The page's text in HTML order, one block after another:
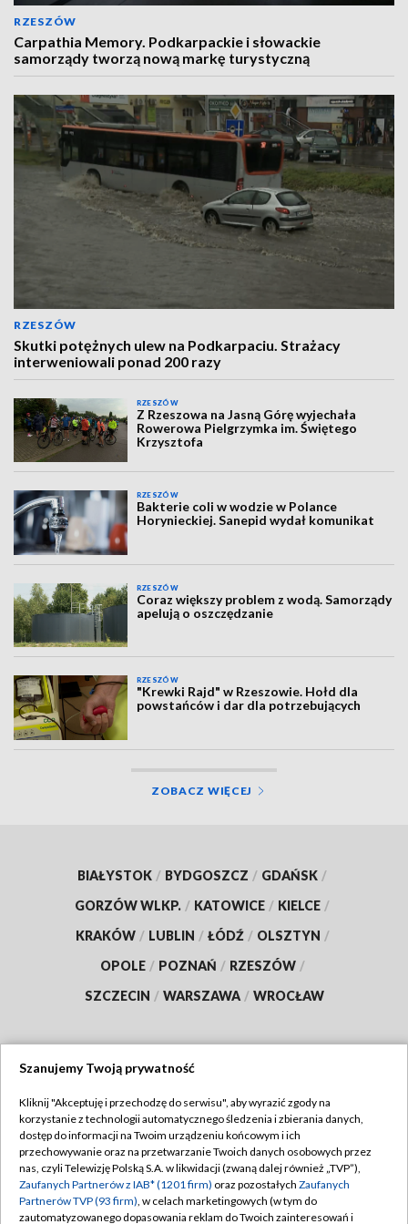
RZESZÓW
Carpathia Memory. Podkarpackie i słowackie
samorządy tworzą nową markę turystyczną
RZESZÓW
Skutki potężnych ulew na Podkarpaciu. Strażacy
interweniowali ponad 200 razy
RZESZÓW
Z Rzeszowa na Jasną Górę wyjechała
Rowerowa Pielgrzymka im. Świętego
Krzysztofa
RZESZÓW
Bakterie coli w wodzie w Polance
Horynieckiej. Sanepid wydał komunikat
RZESZÓW
Coraz większy problem z wodą. Samorządy
apelują o oszczędzanie
RZESZÓW
"Krewki Rajd" w Rzeszowie. Hołd dla
powstańców i dar dla potrzebujących
ZOBACZ WIĘCEJ
BIAŁYSTOK / BYDGOSZCZ / GDAŃSK /
GORZÓW WLKP. / KATOWICE / KIELCE /
KRAKÓW / LUBLIN / ŁÓDŹ / OLSZTYN /
OPOLE / POZNAŃ / RZESZÓW /
SZCZECIN / WARSZAWA / WROCŁAW
TVP
Abonament TVP
Emisja w TVP
Centrum informacji TVP
Regulamin TVP
Polityka prywatności
Moje zgody
Szanujemy Twoją prywatność
Kliknij "Akceptuję i przechodzę do serwisu", aby wyrazić zgody na
korzystanie z technologii automatycznego śledzenia i zbierania danych,
dostęp do informacji na Twoim urządzeniu końcowym i ich
przechowywanie oraz na przetwarzanie Twoich danych osobowych przez
nas, czyli Telewizję Polską S.A. w likwidacji (zwaną dalej również „TVP”),
Zaufanych Partnerów z IAB* (1201 firm) oraz pozostałych Zaufanych
Partnerów TVP (93 firm), w celach marketingowych (w tym do
zautomatyzowanego dopasowania reklam do Twoich zainteresowań i